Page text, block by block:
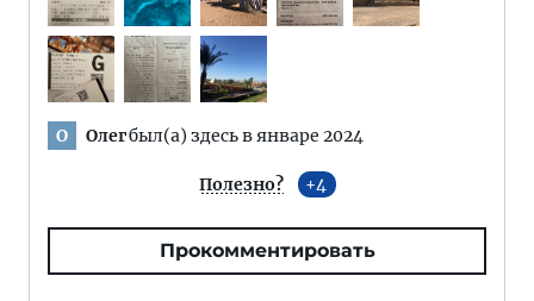
О Олегбыл(а) здесь в январе 2024
Полезно? 4
Прокомментировать